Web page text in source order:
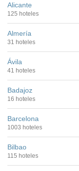
Alicante
125 hoteles
Almería
31 hoteles
Ávila
41 hoteles
Badajoz
16 hoteles
Barcelona
1003 hoteles
Bilbao
115 hoteles